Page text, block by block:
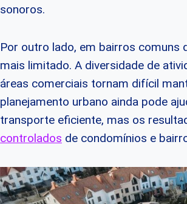
sonoros.
Por outro lado, em bairros comuns
mais limitado. A diversidade de
áreas comerciais tornam difícil
planejamento urbano ainda pode
transporte eficiente, mas os
controlados de condomínios e